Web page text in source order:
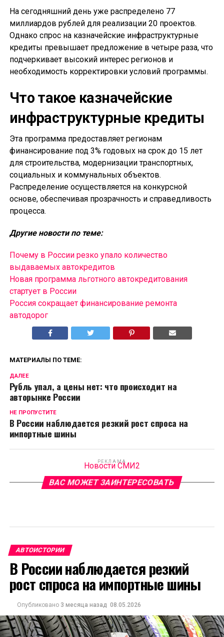
На сегодняшний день уже распределено 77
миллиардов рублей для реализации 20 проектов.
Однако спрос на казначейские инфраструктурные
кредиты превышает предложение в четыре раза, что
подчеркивает высокий интерес регионов и
необходимость корректировки условий программы.
Что такое казначейские
инфраструктурные кредиты
Эта программа предоставляет регионам
финансирование под 3% годовых на срок до 15 лет
для строительства, модернизации транспортных,
социальных и коммунальных объектов.
Распределение осуществляется на конкурсной
основе, обеспечивая прозрачность и справедливость
процесса.
Другие новости по теме:
Почему в России резко упало количество
выдаваемых автокредитов
Новая программа льготного автокредитования
стартует в России
Россия сокращает финансирование ремонта
автодорог
МАТЕРИАЛЫ ПО ТЕМЕ:
ДАЛЕЕ
Рубль упал, а цены нет: что происходит на
авторынке России
НЕ ПРОПУСТИТЕ
В России наблюдается резкий рост спроса на
импортные шины
РЕКЛАМА
Новости СМИ2
ВАС МОЖЕТ ЗАИНТЕРЕСОВАТЬ
АВТОИСТОРИИ
В России наблюдается резкий
рост спроса на импортные шины
Опубликовано 3 месяца назад 08.05.2026